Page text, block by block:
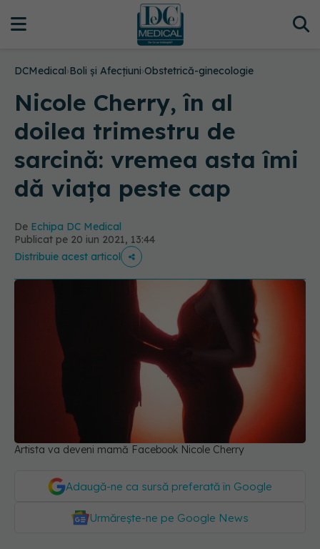
DCMedical›Boli și Afecțiuni›Obstetrică-ginecologie
Nicole Cherry, în al
doilea trimestru de
sarcină: vremea asta îmi
dă viața peste cap
De Echipa DC Medical
Publicat pe 20 iun 2021, 13:44
Distribuie acest articol
Artista va deveni mamă Facebook Nicole Cherry
Adaugă-ne ca sursă preferată în Google
Urmărește-ne pe Google News